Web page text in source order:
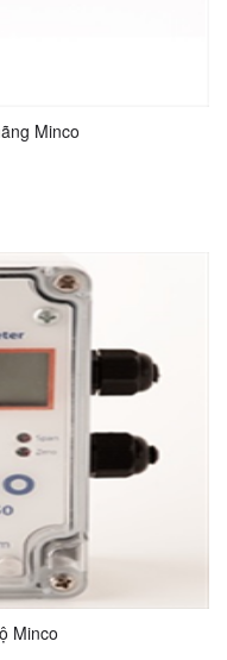
Minco
Minco